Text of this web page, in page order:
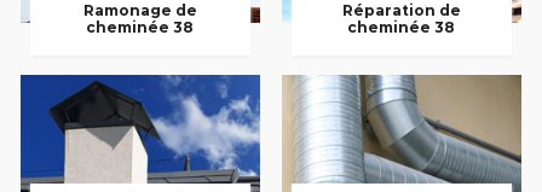
Ramonage de
cheminée 38
Réparation de
cheminée 38